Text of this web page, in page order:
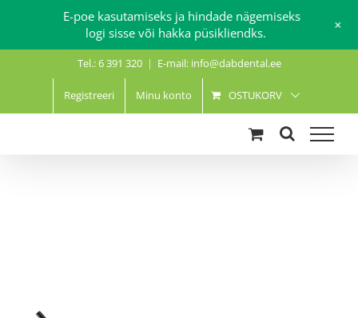
Tel.: 6 391 320 | E-mail: info@dabdental.ee
Registreeri Minu konto OSTUKORV
E-poe kasutamiseks ja hindade nägemiseks
logi sisse või hakka püsikliendks.
+